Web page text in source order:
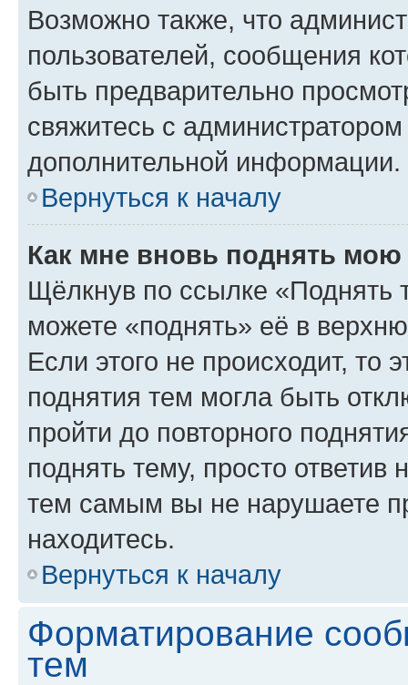
Возможно также, что
пользователей, сообщения
быть предварительно
свяжитесь с
дополнительной информации.
Вернуться к началу
Как мне вновь поднять мою
Щёлкнув по ссылке «Поднять
можете «поднять» её в
Если этого не происходит, то
поднятия тем могла быть
пройти до повторного
поднять тему, просто ответив
тем самым вы не нарушаете
находитесь.
Вернуться к началу
Форматирование
тем